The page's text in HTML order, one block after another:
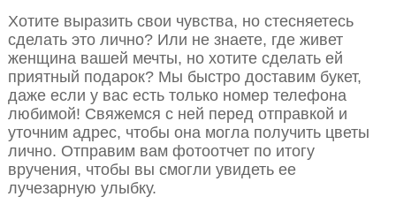
Хотите выразить свои чувства, но стесняетесь
сделать это лично? Или не знаете, где живет
женщина вашей мечты, но хотите сделать ей
приятный подарок? Мы быстро доставим букет,
даже если у вас есть только номер телефона
любимой! Свяжемся с ней перед отправкой и
уточним адрес, чтобы она могла получить цветы
лично. Отправим вам фотоотчет по итогу
вручения, чтобы вы смогли увидеть ее
лучезарную улыбку.